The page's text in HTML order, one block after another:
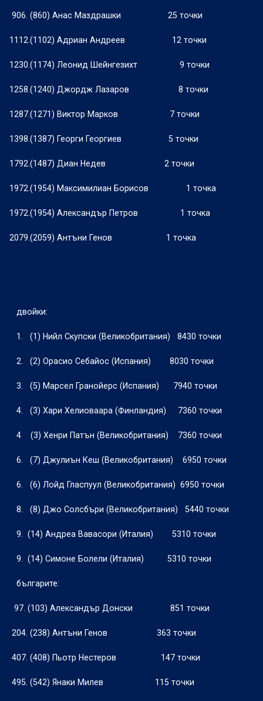
906. (860) Анас Маздрашки 25 точки
1112.(1102) Адриан Андреев 12 точки
1230.(1174) Леонид Шейнгезихт 9 точки
1258.(1240) Джордж Лазаров 8 точки
1287.(1271) Виктор Марков 7 точки
1398.(1387) Георги Георгиев 5 точки
1792.(1487) Диан Недев 2 точки
1972.(1954) Максимилиан Борисов 1 точка
1972.(1954) Александър Петров 1 точка
2079.(2059) Антъни Генов 1 точка
двойки:
1. (1) Нийл Скупски (Великобритания) 8430 точки
2. (2) Орасио Себайос (Испания) 8030 точки
3. (5) Марсел Гранойерс (Испания) 7940 точки
4. (3) Хари Хелиоваара (Финландия) 7360 точки
4 (3) Хенри Патън (Великобритания) 7360 точки
6. (7) Джулиън Кеш (Великобритания) 6950 точки
6. (6) Лойд Гласпуул (Великобритания) 6950 точки
8. (8) Джо Солсбъри (Великобритания) 5440 точки
9. (14) Андреа Вавасори (Италия) 5310 точки
9. (14) Симоне Болели (Италия) 5310 точки
българите:
97. (103) Александър Донски 851 точки
204. (238) Антъни Генов 363 точки
407. (408) Пьотр Нестеров 147 точки
495. (542) Янаки Милев 115 точки